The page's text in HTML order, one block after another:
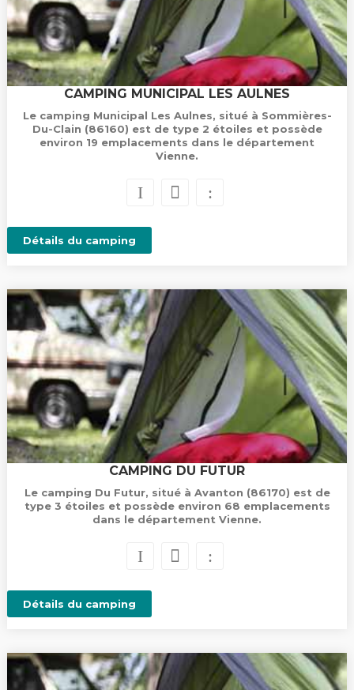
CAMPING MUNICIPAL LES AULNES
Le camping Municipal Les Aulnes, situé à Sommières-
Du-Clain (86160) est de type 2 étoiles et possède
environ 19 emplacements dans le département
Vienne.
Détails du camping
CAMPING DU FUTUR
Le camping Du Futur, situé à Avanton (86170) est de
type 3 étoiles et possède environ 68 emplacements
dans le département Vienne.
Détails du camping